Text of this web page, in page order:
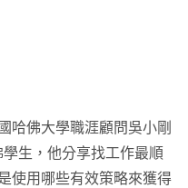
哈佛大學職涯顧問吳小剛
學生，他分享找工作最順
使用哪些有效策略來獲得